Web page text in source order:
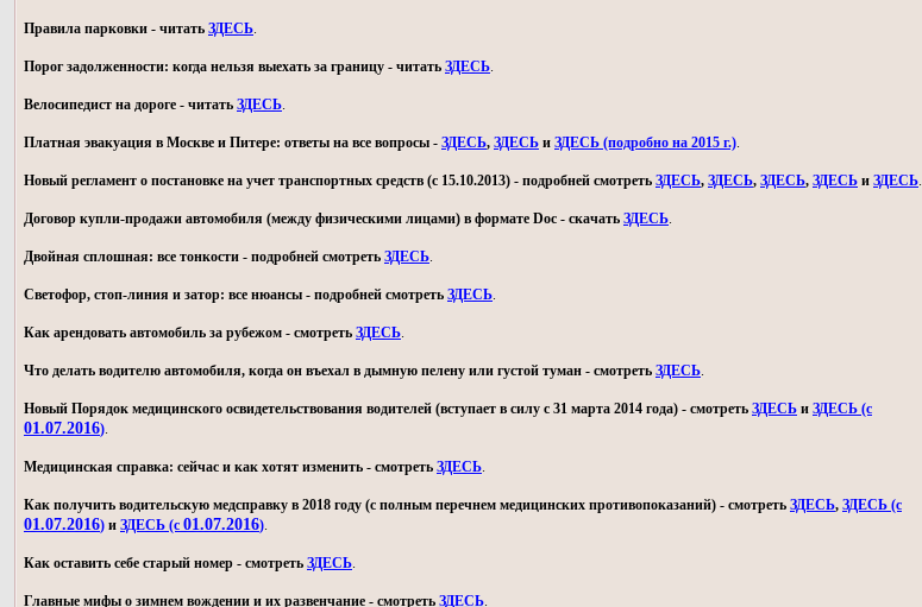
Правила парковки - читать ЗДЕСЬ.
Порог задолженности: когда нельзя выехать за границу - читать ЗДЕСЬ.
Велосипедист на дороге - читать ЗДЕСЬ.
Платная эвакуация в Москве и Питере: ответы на все вопросы - ЗДЕСЬ, ЗДЕСЬ и ЗДЕСЬ (подробно на 2015 г.).
Новый регламент о постановке на учет транспортных средств (с 15.10.2013) - подробней смотреть ЗДЕСЬ, ЗДЕСЬ, ЗДЕСЬ, ЗДЕСЬ и ЗДЕСЬ.
Договор купли-продажи автомобиля (между физическими лицами) в формате Doc - скачать ЗДЕСЬ.
Двойная сплошная: все тонкости - подробней смотреть ЗДЕСЬ.
Светофор, стоп-линия и затор: все нюансы - подробней смотреть ЗДЕСЬ.
Как арендовать автомобиль за рубежом - смотреть ЗДЕСЬ.
Что делать водителю автомобиля, когда он въехал в дымную пелену или густой туман - смотреть ЗДЕСЬ.
Новый Порядок медицинского освидетельствования водителей (вступает в силу с 31 марта 2014 года) - смотреть ЗДЕСЬ и ЗДЕСЬ (с
01.07.2016).
Медицинская справка: сейчас и как хотят изменить - смотреть ЗДЕСЬ.
Как получить водительскую медсправку в 2018 году (с полным перечнем медицинских противопоказаний) - смотреть ЗДЕСЬ, ЗДЕСЬ (с
01.07.2016) и ЗДЕСЬ (с 01.07.2016).
Как оставить себе старый номер - смотреть ЗДЕСЬ.
Главные мифы о зимнем вождении и их развенчание - смотреть ЗДЕСЬ.